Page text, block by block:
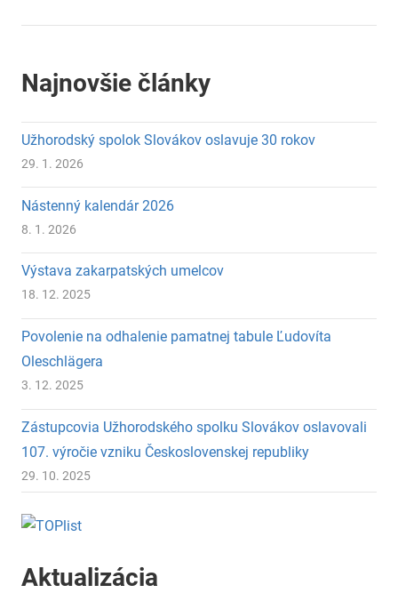
Najnovšie články
Užhorodský spolok Slovákov oslavuje 30 rokov
29. 1. 2026
Nástenný kalendár 2026
8. 1. 2026
Výstava zakarpatských umelcov
18. 12. 2025
Povolenie na odhalenie pamatnej tabule Ľudovíta
Oleschlägera
3. 12. 2025
Zástupcovia Užhorodského spolku Slovákov oslavovali
107. výročie vzniku Československej republiky
29. 10. 2025
Aktualizácia